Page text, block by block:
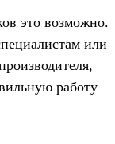
это возможно.
или
работу